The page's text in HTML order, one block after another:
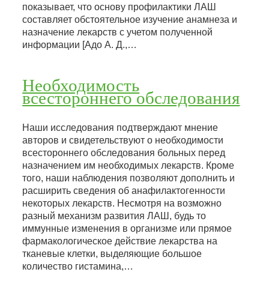
показывает, что основу профилактики ЛАШ
составляет обстоятельное изучение анамнеза и
назначение лекарств с учетом полученной
информации [Адо А. Д.,…
Необходимость
всестороннего обследования
Наши исследования подтверждают мнение
авторов и свидетельствуют о необходимости
всестороннего обследования больных перед
назначением им необходимых лекарств. Кроме
того, наши наблюдения позволяют дополнить и
расширить сведения об анафилактогенности
некоторых лекарств. Несмотря на возможно
разный механизм развития ЛАШ, будь то
иммунные изменения в организме или прямое
фармакологическое действие лекарства на
тканевые клетки, выделяющие большое
количество гистамина,…